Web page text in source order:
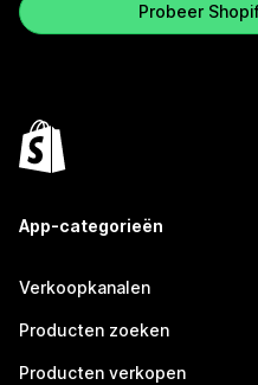
Probeer
App-categorieën
Verkoopkanalen
Producten zoeken
Producten verkopen